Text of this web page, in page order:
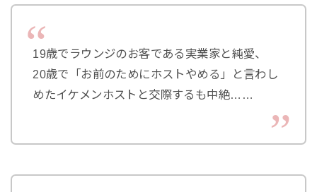
19歳でラウンジのお客である実業家と純愛、
20歳で「お前のためにホストやめる」と言わし
めたイケメンホストと交際するも中絶……